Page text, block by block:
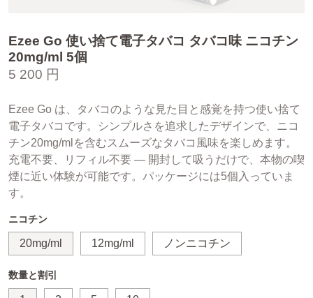
Ezee Go 使い捨て電子タバコ タバコ味 ニコチン
20mg/ml 5個
5 200 円
Ezee Go は、タバコのような見た目と感覚を持つ使い捨て
電子タバコです。シンプルさを追求したデザインで、ニコ
チン20mg/mlを含むスムーズなタバコ風味を楽しめます。
充電不要、リフィル不要 — 開封して吸うだけで、本物の喫
煙に近い体験が可能です。パッケージには5個入っていま
す。
ニコチン
20mg/ml 12mg/ml ノンニコチン
数量と割引